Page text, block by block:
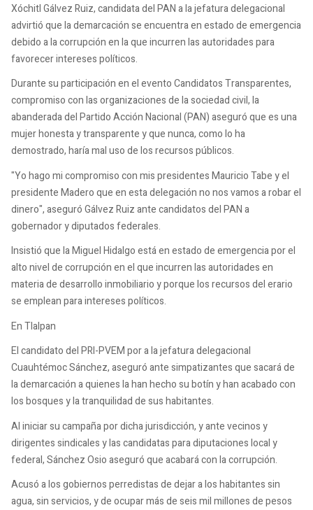
Xóchitl Gálvez Ruiz, candidata del PAN a la jefatura delegacional
advirtió que la demarcación se encuentra en estado de emergencia
debido a la corrupción en la que incurren las autoridades para
favorecer intereses políticos.
Durante su participación en el evento Candidatos Transparentes,
compromiso con las organizaciones de la sociedad civil, la
abanderada del Partido Acción Nacional (PAN) aseguró que es una
mujer honesta y transparente y que nunca, como lo ha
demostrado, haría mal uso de los recursos públicos.
"Yo hago mi compromiso con mis presidentes Mauricio Tabe y el
presidente Madero que en esta delegación no nos vamos a robar el
dinero", aseguró Gálvez Ruiz ante candidatos del PAN a
gobernador y diputados federales.
Insistió que la Miguel Hidalgo está en estado de emergencia por el
alto nivel de corrupción en el que incurren las autoridades en
materia de desarrollo inmobiliario y porque los recursos del erario
se emplean para intereses políticos.
En Tlalpan
El candidato del PRI-PVEM por a la jefatura delegacional
Cuauhtémoc Sánchez, aseguró ante simpatizantes que sacará de
la demarcación a quienes la han hecho su botín y han acabado con
los bosques y la tranquilidad de sus habitantes.
Al iniciar su campaña por dicha jurisdicción, y ante vecinos y
dirigentes sindicales y las candidatas para diputaciones local y
federal, Sánchez Osio aseguró que acabará con la corrupción.
Acusó a los gobiernos perredistas de dejar a los habitantes sin
agua, sin servicios, y de ocupar más de seis mil millones de pesos